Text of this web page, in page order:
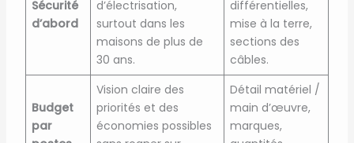
Sécurité
d’abord
d’électrisation,
surtout dans les
maisons de plus de
30 ans.
différentielles,
mise à la terre,
sections des
câbles.
Budget
par
Vision claire des
priorités et des
économies possibles
Détail matériel /
main d’œuvre,
marques,